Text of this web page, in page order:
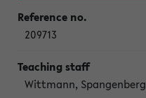
209713
Wittmann, Spangenberg